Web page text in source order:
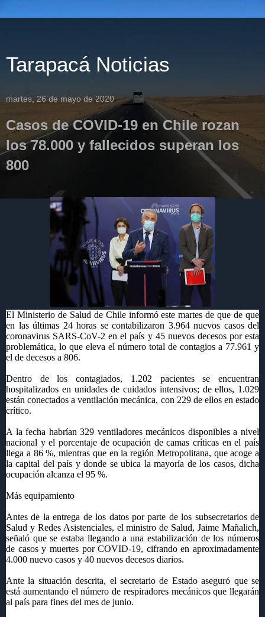
Tarapacá Noticias
martes, 26 de mayo de 2020
Casos de COVID-19 en Chile rozan
los 78.000 y fallecidos superan los
800
El Ministerio de Salud de Chile informó este martes de que de que
en las últimas 24 horas se contabilizaron 3.964 nuevos casos del
coronavirus SARS-CoV-2 en el país y 45 nuevos decesos por esta
problemática, lo que eleva el número total de contagios a 77.961 y
el de decesos a 806.
Dentro de los contagiados, 1.202 pacientes se encuentran
hospitalizados en unidades de cuidados intensivos; de ellos, 1.029
están conectados a ventilación mecánica, con 229 de ellos en estado
crítico.
A la fecha habrían 329 ventiladores mecánicos disponibles a nivel
nacional y el porcentaje de ocupación de camas críticas en el país
llega a 86 %, mientras que en la región Metropolitana, que acoge a
la capital del país y donde se ubica la mayoría de los casos, dicha
ocupación alcanza el 95 %.
Más equipamiento
Antes de la entrega de los datos por parte de los subsecretarios de
Salud y Redes Asistenciales, el ministro de Salud, Jaime Mañalich,
señaló que se estaba llegando a una estabilización de los números
de casos y muertes por COVID-19, cifrando en aproximadamente
4.000 nuevo casos y 40 nuevos decesos diarios.
Ante la situación descrita, el secretario de Estado aseguró que se
está aumentando el número de respiradores mecánicos que llegarán
al país para fines del mes de junio.